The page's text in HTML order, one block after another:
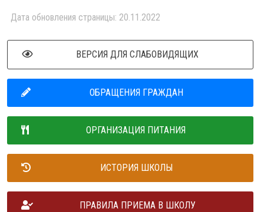
Дата обновления страницы: 20.11.2022
ВЕРСИЯ ДЛЯ СЛАБОВИДЯЩИХ
ОБРАЩЕНИЯ ГРАЖДАН
ОРГАНИЗАЦИЯ ПИТАНИЯ
ИСТОРИЯ ШКОЛЫ
ПРАВИЛА ПРИЕМА В ШКОЛУ